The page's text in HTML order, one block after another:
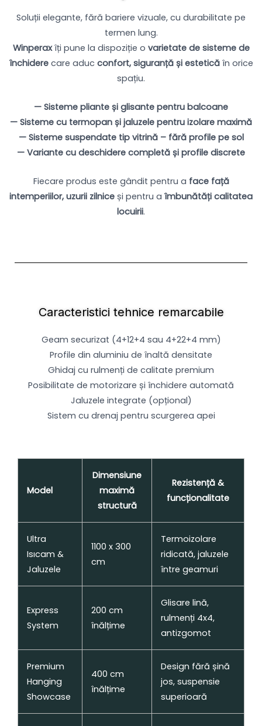
Soluții elegante, fără bariere vizuale, cu durabilitate pe
termen lung.
Winperaxîți pune la dispoziție o varietate de sisteme de
închiderecare aduc confort, siguranță și esteticăîn orice
spațiu.
— Sisteme pliante și glisante pentru balcoane
— Sisteme cu termopan și jaluzele pentru izolare maximă
— Sisteme suspendate tip vitrină – fără profile pe sol
— Variante cu deschidere completă și profile discrete
Fiecare produs este gândit pentru a face față
intemperiilor, uzurii zilnice și pentru a îmbunătăți calitatea
locuirii.
Caracteristici tehnice remarcabile
Geam securizat (4+12+4 sau 4+22+4 mm)
Profile din aluminiu de înaltă densitate
Ghidaj cu rulmenți de calitate premium
Posibilitate de motorizare și închidere automată
Jaluzele integrate (opțional)
Sistem cu drenaj pentru scurgerea apei
Model
Dimensiune
maximă
structură
Rezistență &
funcționalitate
Ultra
Isıcam &
Jaluzele
1100 x 300
cm
Termoizolare
ridicată, jaluzele
între geamuri
Express
System
200 cm
înălțime
Glisare lină,
rulmenți 4x4,
antizgomot
Premium
Hanging
Showcase
400 cm
înălțime
Design fără șină
jos, suspensie
superioară